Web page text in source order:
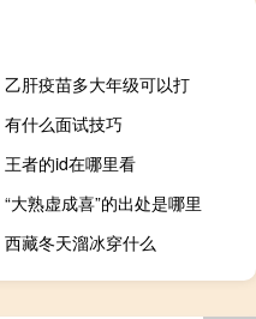
乙肝疫苗多大年级可以打
有什么面试技巧
王者的id在哪里看
“大熟虚成喜”的出处是哪里
西藏冬天溜冰穿什么